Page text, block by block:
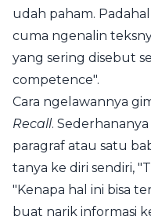
udah paham.
cuma ngenalin
yang sering disebut
competence".
Cara ngelawannya
Recall.
paragraf atau satu
tanya ke diri sendiri,
"Kenapa hal ini bisa
buat narik informasi